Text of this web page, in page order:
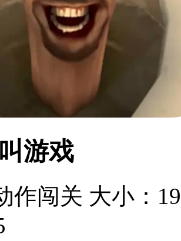
游戏
作闯关 大小：